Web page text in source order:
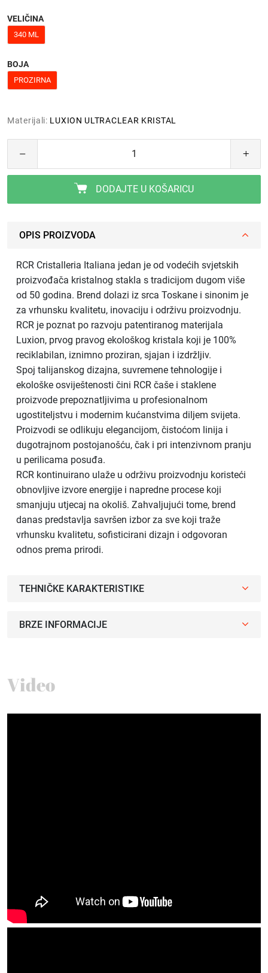
VELIČINA
340 ML
BOJA
PROZIRNA
Materijali: LUXION ULTRACLEAR KRISTAL
DODAJTE U KOŠARICU
OPIS PROIZVODA
RCR Cristalleria Italiana jedan je od vodećih svjetskih
proizvođača kristalnog stakla s tradicijom dugom više
od 50 godina. Brend dolazi iz srca Toskane i sinonim je
za vrhunsku kvalitetu, inovaciju i održivu proizvodnju.
RCR je poznat po razvoju patentiranog materijala
Luxion, prvog pravog ekološkog kristala koji je 100%
reciklabilan, iznimno proziran, sjajan i izdržljiv.
Spoj talijanskog dizajna, suvremene tehnologije i
ekološke osviještenosti čini RCR čaše i staklene
proizvode prepoznatljivima u profesionalnom
ugostiteljstvu i modernim kućanstvima diljem svijeta.
Proizvodi se odlikuju elegancijom, čistoćom linija i
dugotrajnom postojanošću, čak i pri intenzivnom pranju
u perilicama posuđa.
RCR kontinuirano ulaže u održivu proizvodnju koristeći
obnovljive izvore energije i napredne procese koji
smanjuju utjecaj na okoliš. Zahvaljujući tome, brend
danas predstavlja savršen izbor za sve koji traže
vrhunsku kvalitetu, sofisticirani dizajn i odgovoran
odnos prema prirodi.
TEHNIČKE KARAKTERISTIKE
BRZE INFORMACIJE
Video